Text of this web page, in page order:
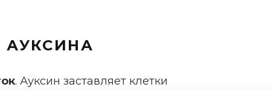
. Ауксин заставляет клетки